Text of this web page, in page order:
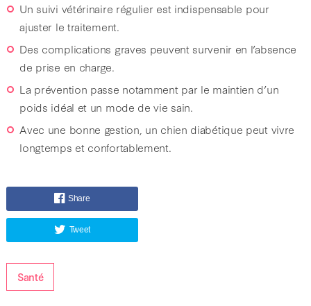
Un suivi vétérinaire régulier est indispensable pour
ajuster le traitement.
Des complications graves peuvent survenir en l’absence
de prise en charge.
La prévention passe notamment par le maintien d’un
poids idéal et un mode de vie sain.
Avec une bonne gestion, un chien diabétique peut vivre
longtemps et confortablement.
Share
Tweet
Santé